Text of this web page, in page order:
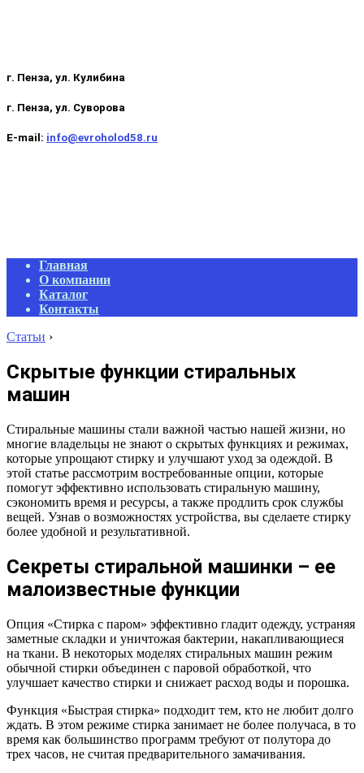
г. Пенза, ул. Кулибина
г. Пенза, ул. Суворова
E-mail: info@evroholod58.ru
Primary
Navigation
Menu
Главная
О компании
Каталог
Контакты
Статьи ›
Скрытые функции стиральных
машин
Стиральные машины стали важной частью нашей жизни, но
многие владельцы не знают о скрытых функциях и режимах,
которые упрощают стирку и улучшают уход за одеждой. В
этой статье рассмотрим востребованные опции, которые
помогут эффективно использовать стиральную машину,
сэкономить время и ресурсы, а также продлить срок службы
вещей. Узнав о возможностях устройства, вы сделаете стирку
более удобной и результативной.
Секреты стиральной машинки – ее
малоизвестные функции
Опция «Стирка с паром» эффективно гладит одежду, устраняя
заметные складки и уничтожая бактерии, накапливающиеся
на ткани. В некоторых моделях стиральных машин режим
обычной стирки объединен с паровой обработкой, что
улучшает качество стирки и снижает расход воды и порошка.
Функция «Быстрая стирка» подходит тем, кто не любит долго
ждать. В этом режиме стирка занимает не более получаса, в то
время как большинство программ требуют от полутора до
трех часов, не считая предварительного замачивания.